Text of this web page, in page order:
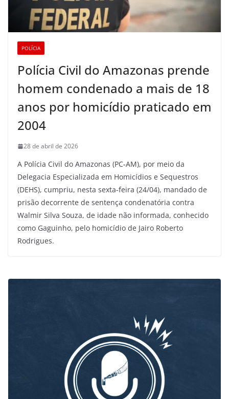
POLÍCIA
Polícia Civil do Amazonas prende
homem condenado a mais de 18
anos por homicídio praticado em
2004
28 de abril de 2026
A Polícia Civil do Amazonas (PC-AM), por meio da
Delegacia Especializada em Homicídios e Sequestros
(DEHS), cumpriu, nesta sexta-feira (24/04), mandado de
prisão decorrente de sentença condenatória contra
Walmir Silva Souza, de idade não informada, conhecido
como Gaguinho, pelo homicídio de Jairo Roberto
Rodrigues.